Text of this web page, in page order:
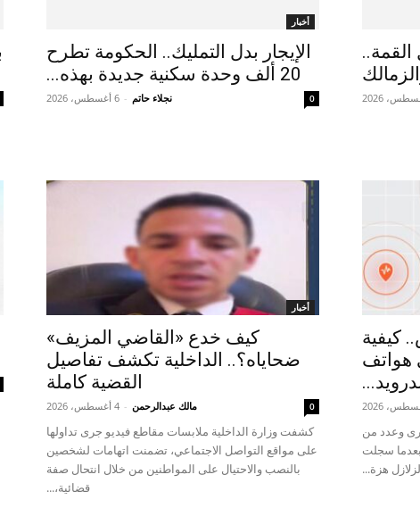
أخبار
الإيجار بدل التمليك.. الحكومة تطرح
20 ألف وحدة سكنية جديدة بهذه...
نجلاء حاتم - 6 أغسطس، 2026 0
أخبار
كيف خدع «القاضي المزيف»
ضحاياه؟.. الداخلية تكشف تفاصيل
القضية كاملة
مالك عبدالرحمن - 4 أغسطس، 2026 0
كشفت وزارة الداخلية ملابسات مقاطع فيديو جرى تداولها
على مواقع التواصل الاجتماعي، تضمنت اتهامات لشخصين
بالنصب والاحتيال على المواطنين من خلال انتحال صفة
قضائية،...
كيفية
هواتف
وعدد من
سجلت
هزة...